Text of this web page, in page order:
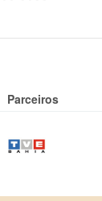
Parceiros